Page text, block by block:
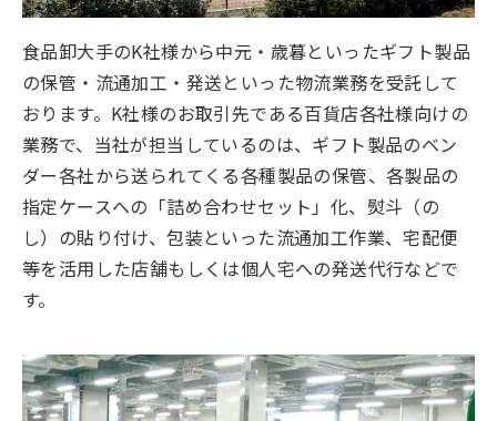
食品卸大手のK社様から中元・歳暮といったギフト製品
の保管・流通加工・発送といった物流業務を受託して
おります。K社様のお取引先である百貨店各社様向けの
業務で、当社が担当しているのは、ギフト製品のベン
ダー各社から送られてくる各種製品の保管、各製品の
指定ケースへの「詰め合わせセット」化、熨斗（の
し）の貼り付け、包装といった流通加工作業、宅配便
等を活用した店舗もしくは個人宅への発送代行などで
す。